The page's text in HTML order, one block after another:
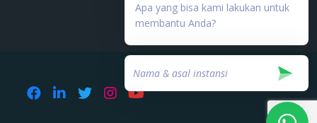
000753.03/DJAI.PSE/05/202
Apa yang bisa kami lakukan untuk
membantu Anda?